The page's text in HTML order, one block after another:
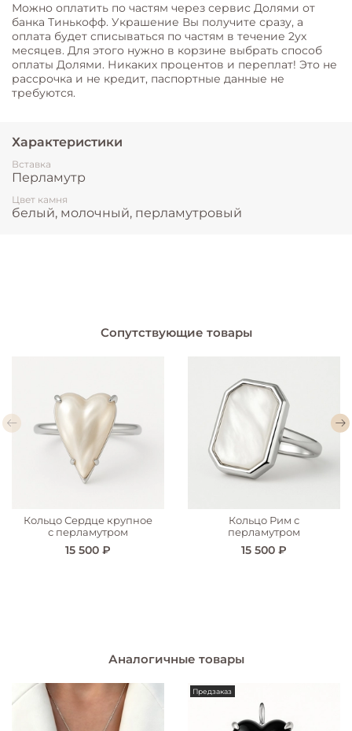
Можно оплатить по частям через сервис Долями от
банка Тинькофф. Украшение Вы получите сразу, а
оплата будет списываться по частям в течение 2ух
месяцев. Для этого нужно в корзине выбрать способ
оплаты Долями. Никаких процентов и переплат! Это не
рассрочка и не кредит, паспортные данные не
требуются.
Характеристики
Вставка
Перламутр
Цвет камня
белый, молочный, перламутровый
Сопутствующие товары
Кольцо Сердце крупное
с перламутром
15 500 ₽
Кольцо Рим с
перламутром
15 500 ₽
Аналогичные товары
Предзаказ